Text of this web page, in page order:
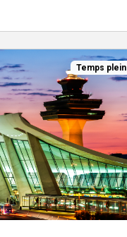
Temps plein